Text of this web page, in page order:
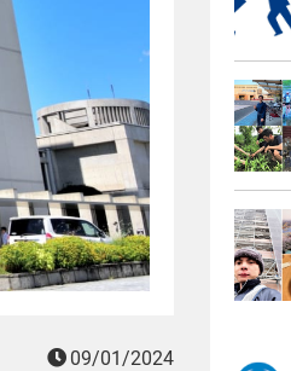
09/01/2024